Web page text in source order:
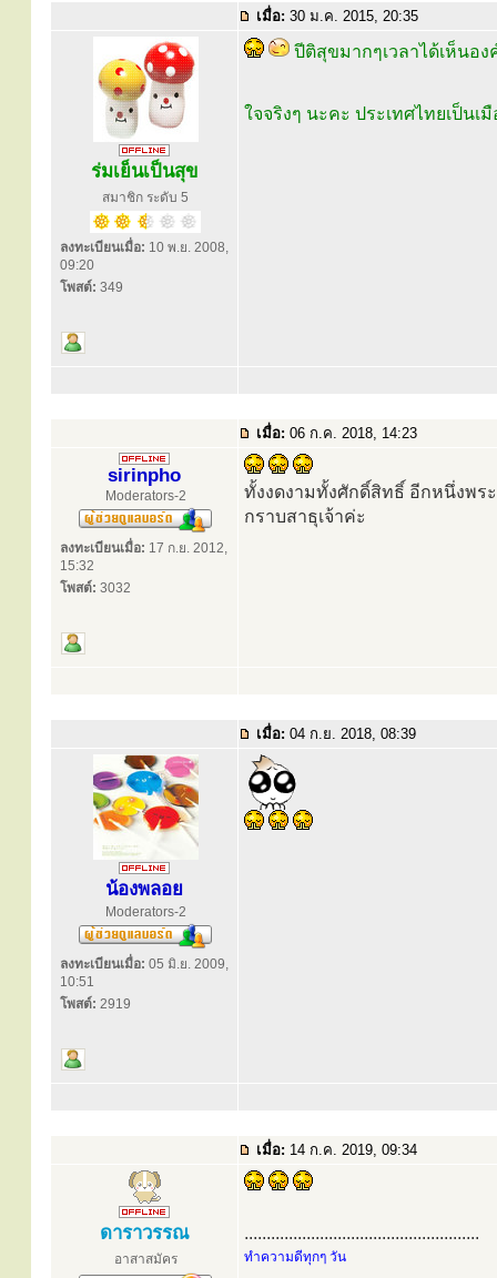
เมื่อ: 30 ม.ค. 2015, 20:35
ร่มเย็นเป็นสุข
สมาชิก ระดับ 5
ลงทะเบียนเมื่อ: 10 พ.ย. 2008,
09:20
โพสต์: 349
ปีติสุขมากๆเวลาได้เห็นอ
ใจจริงๆ นะคะ ประเทศไทยเป็น
เมื่อ: 06 ก.ค. 2018, 14:23
sirinpho
Moderators-2
ลงทะเบียนเมื่อ: 17 ก.ย. 2012,
15:32
โพสต์: 3032
ทั้งงดงามทั้งศักดิ์สิทธิ์ อีกหนึ่งพร
กราบสาธุเจ้าค่ะ
เมื่อ: 04 ก.ย. 2018, 08:39
น้องพลอย
Moderators-2
ลงทะเบียนเมื่อ: 05 มิ.ย. 2009,
10:51
โพสต์: 2919
เมื่อ: 14 ก.ค. 2019, 09:34
ดาราวรรณ
อาสาสมัคร
.....................................................
ทำความดีทุกๆ วัน